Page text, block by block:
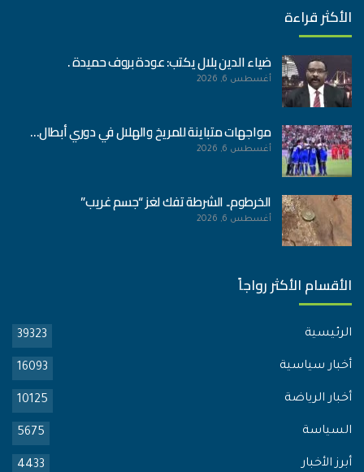
الأكثر قراءة
ضياء الدين بلال يكتب: عودة بروف حميدة .
أغسطس 6, 2026
مواجهات متباينة للمريخ والهلال في دوري أبطال…
أغسطس 6, 2026
الخرطوم.. الشرطة تفك لغز “جسم غريب”
أغسطس 6, 2026
الأقسام الأكثر رواجاً
الرئيسية 39323
أخبار سياسية 16093
أخبار الرياضة 10125
السياسة 5675
أبرز الأخبار 4433